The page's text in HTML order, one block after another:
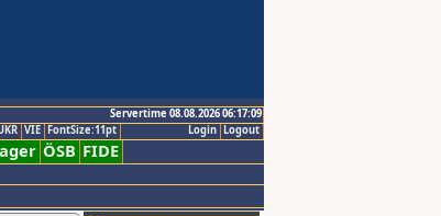
Servertime 08.08.2026 06:17:09
Logout
Login
VIE FontSize:11pt
ÖSB FIDE